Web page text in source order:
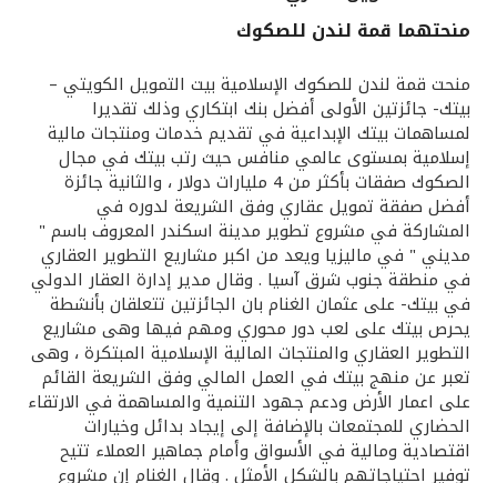
القنوات المصرفية
أدوات وخدمات
خدمات ما بعد البيع
اتصل بنا
مواقع الفروع وأجهزة الصرف الآلي
ألمانيا
ماليزيا
منحتهما قمة لندن للصكوك
منحت قمة لندن للصكوك الإسلامية بيت التمويل الكويتي –
بيتك- جائزتين الأولى أفضل بنك ابتكاري وذلك تقديرا
لمساهمات بيتك الإبداعية في تقديم خدمات ومنتجات مالية
إسلامية بمستوى عالمي منافس حيث رتب بيتك في مجال
الصكوك صفقات بأكثر من 4 مليارات دولار ، والثانية جائزة
أفضل صفقة تمويل عقاري وفق الشريعة لدوره في
المشاركة في مشروع تطوير مدينة اسكندر المعروف باسم "
مديني " في ماليزيا ويعد من اكبر مشاريع التطوير العقاري
في منطقة جنوب شرق آسيا . وقال مدير إدارة العقار الدولي
في بيتك- على عثمان الغنام بان الجائزتين تتعلقان بأنشطة
يحرص بيتك على لعب دور محوري ومهم فيها وهى مشاريع
التطوير العقاري والمنتجات المالية الإسلامية المبتكرة ، وهى
تعبر عن منهج بيتك في العمل المالي وفق الشريعة القائم
على اعمار الأرض ودعم جهود التنمية والمساهمة في الارتقاء
الحضاري للمجتمعات بالإضافة إلى إيجاد بدائل وخيارات
اقتصادية ومالية في الأسواق وأمام جماهير العملاء تتيح
توفير احتياجاتهم بالشكل الأمثل . وقال الغنام إن مشروع